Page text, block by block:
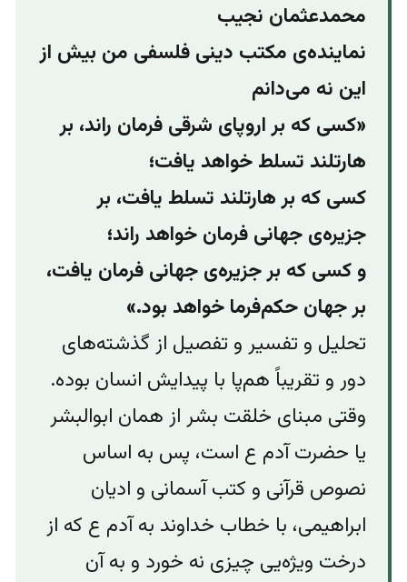
محمدعثمان نجیب
نماینده‌ی مکتب دینی فلسفی من بیش از
این نه می‌دانم
«کسی که بر اروپای شرقی فرمان راند، بر
هارتلند تسلط خواهد یافت؛
کسی که بر هارتلند تسلط یافت، بر
جزیره‌ی جهانی فرمان خواهد راند؛
و کسی که بر جزیره‌ی جهانی فرمان یافت،
بر جهان حکم‌فرما خواهد بود.»
تحلیل و تفسیر و تفصیل از گذشته‌های
دور و تقریباً هم‌پا با پیدایش انسان بوده.
وقتی مبنای خلقت بشر از همان ابوالبشر
یا حضرت آدم ع است، پس به اساس
نصوص قرآنی و کتب آسمانی و ادیان
ابراهیمی، با خطاب خداوند به آدم ع که از
درخت ویژه‌یی چیزی نه خورد و به آن